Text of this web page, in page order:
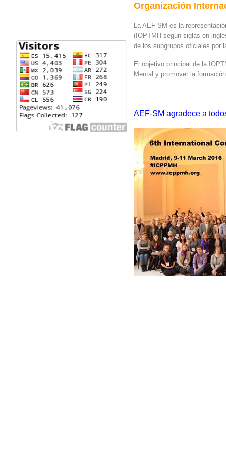
Organización
La AEF-SM es la
(IOPTMH según siglas en
de los subgrupos oficiales por
El objetivo principal de la
Mental y promover la
AEF-SM agradece a